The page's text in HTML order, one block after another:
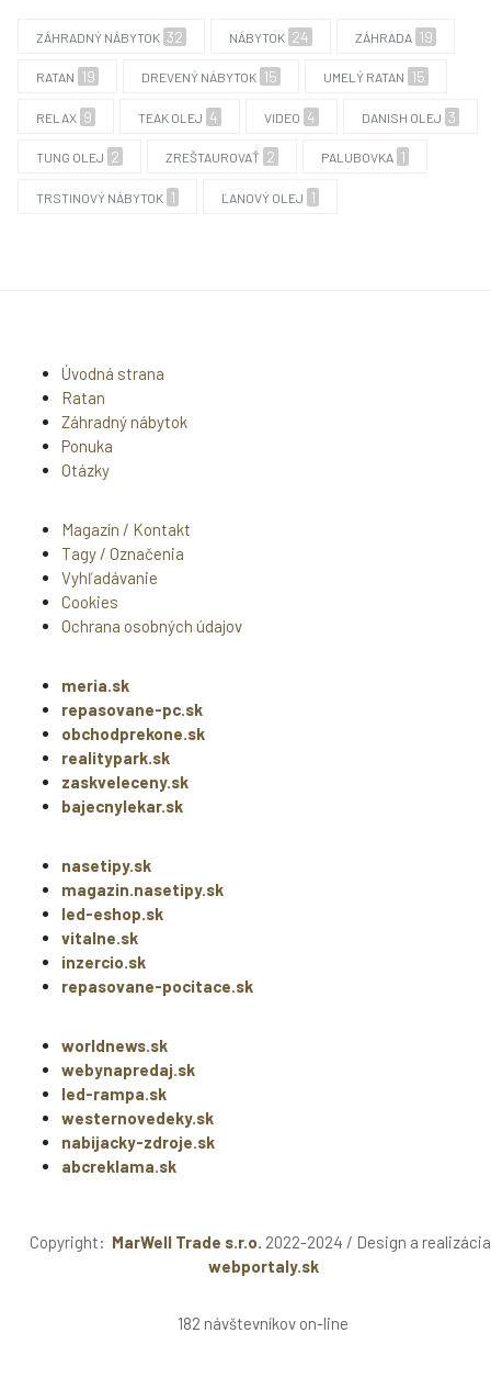
ZÁHRADNÝ NÁBYTOK 32 NÁBYTOK 24 ZÁHRADA 19
RATAN 19 DREVENÝ NÁBYTOK 15 UMELÝ RATAN 15
RELAX 9 TEAK OLEJ 4 VIDEO 4 DANISH OLEJ 3
TUNG OLEJ 2 ZREŠTAUROVAŤ 2 PALUBOVKA 1
TRSTINOVÝ NÁBYTOK 1 ĽANOVÝ OLEJ 1
Úvodná strana
Ratan
Záhradný nábytok
Ponuka
Otázky
Magazín / Kontakt
Tagy / Označenia
Vyhľadávanie
Cookies
Ochrana osobných údajov
meria.sk
repasovane-pc.sk
obchodprekone.sk
realitypark.sk
zaskveleceny.sk
bajecnylekar.sk
nasetipy.sk
magazin.nasetipy.sk
led-eshop.sk
vitalne.sk
inzercio.sk
repasovane-pocitace.sk
worldnews.sk
webynapredaj.sk
led-rampa.sk
westernovedeky.sk
nabijacky-zdroje.sk
abcreklama.sk
Copyright: MarWell Trade s.r.o. 2022-2024 / Design a
webportaly.sk
182 návštevníkov on-line